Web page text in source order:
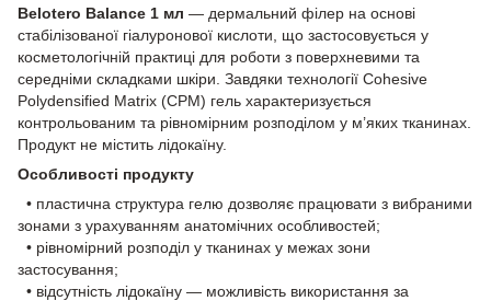
Belotero Balance 1 мл — дермальний філер на основі
стабілізованої гіалуронової кислоти, що застосовується у
косметологічній практиці для роботи з поверхневими та
середніми складками шкіри. Завдяки технології Cohesive
Polydensified Matrix (CPM) гель характеризується
контрольованим та рівномірним розподілом у м’яких тканинах.
Продукт не містить лідокаїну.
Особливості продукту
• пластична структура гелю дозволяє працювати з вибраними
зонами з урахуванням анатомічних особливостей;
• рівномірний розподіл у тканинах у межах зони
застосування;
• відсутність лідокаїну — можливість використання за